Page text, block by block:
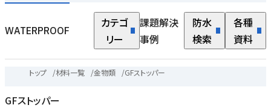
WATERPROOF
カテゴ
リー
課題解決
事例
防水
検索
各種
資料
トップ /材料一覧 /金物類 /GFストッパー
GFストッパー